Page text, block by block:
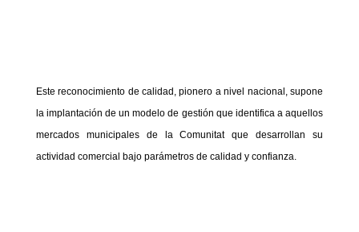
Este reconocimiento de calidad, pionero a nivel nacional, supone
la implantación de un modelo de gestión que identifica a aquellos
mercados municipales de la Comunitat que desarrollan su
actividad comercial bajo parámetros de calidad y confianza.